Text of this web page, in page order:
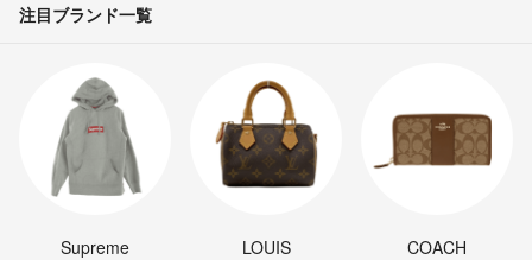
注目ブランド一覧
Supreme
LOUIS
COACH